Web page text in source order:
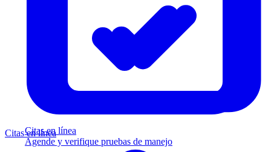
Citas en línea
Agende y verifique pruebas de manejo
Citas en línea